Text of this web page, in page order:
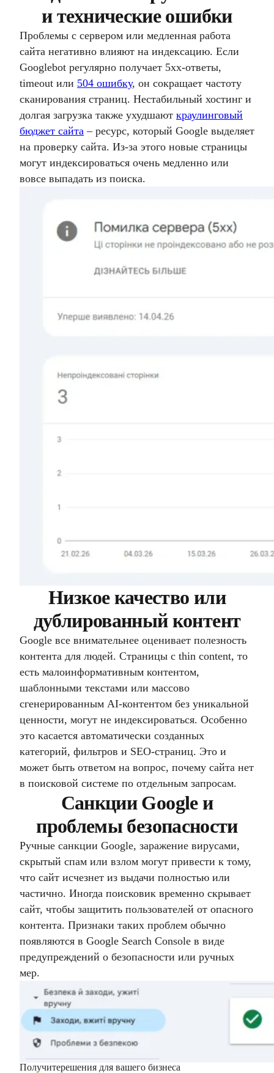
и технические ошибки
Проблемы с сервером или медленная работа
сайта негативно влияют на индексацию. Если
Googlebot регулярно получает 5xx-ответы,
timeout или 504 ошибку, он сокращает частоту
сканирования страниц. Нестабильный хостинг и
долгая загрузка также ухудшают краулинговый
бюджет сайта – ресурс, который Google выделяет
на проверку сайта. Из-за этого новые страницы
могут индексироваться очень медленно или
вовсе выпадать из поиска.
Низкое качество или
дублированный контент
Google все внимательнее оценивает полезность
контента для людей. Страницы с thin content, то
есть малоинформативным контентом,
шаблонными текстами или массово
сгенерированным AI-контентом без уникальной
ценности, могут не индексироваться. Особенно
это касается автоматически созданных
категорий, фильтров и SEO-страниц. Это и
может быть ответом на вопрос, почему сайта нет
в поисковой системе по отдельным запросам.
Санкции Google и
проблемы безопасности
Ручные санкции Google, заражение вирусами,
скрытый спам или взлом могут привести к тому,
что сайт исчезнет из выдачи полностью или
частично. Иногда поисковик временно скрывает
сайт, чтобы защитить пользователей от опасного
контента. Признаки таких проблем обычно
появляются в Google Search Console в виде
предупреждений о безопасности или ручных
мер.
Получитерешения для вашего бизнеса